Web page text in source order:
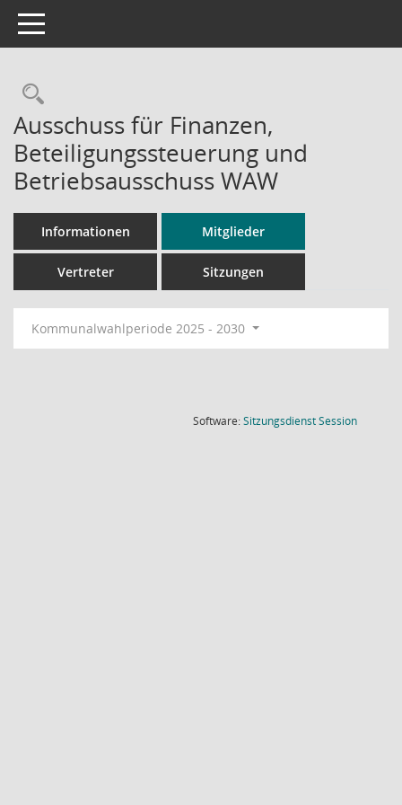
Toggle navigation
Rechercheauswahl
Ausschuss für Finanzen,
Beteiligungssteuerung und
Betriebsausschuss WAW
Informationen Mitglieder
Vertreter Sitzungen
Kommunalwahlperiode 2025 - 2030
Software:SitzungsdienstSession(Wird in